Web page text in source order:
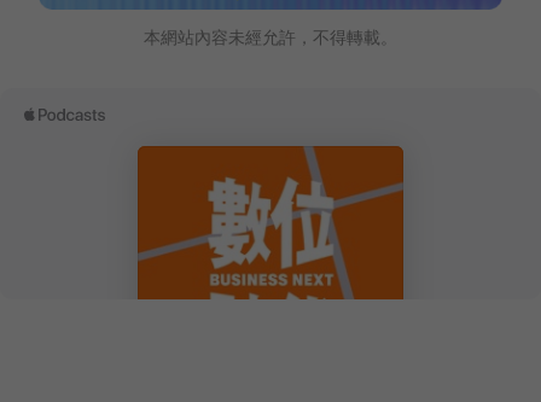
本網站內容未經允許，不得轉載。